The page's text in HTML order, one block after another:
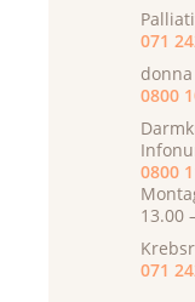
071
0800
0800
13.00
071